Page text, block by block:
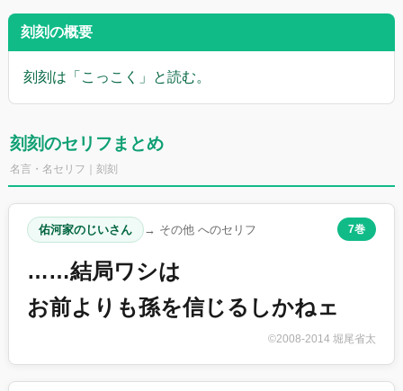
刻刻の概要
刻刻は「こっこく」と読む。
刻刻のセリフまとめ
名言・名セリフ｜刻刻
佑河家のじいさん → その他 へのセリフ 7巻
……結局ワシは
お前よりも孫を信じるしかねェ
©2008-2014 堀尾省太